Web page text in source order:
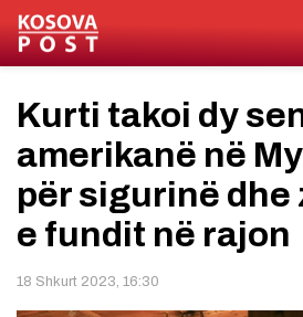
Kurti takoi dy
amerikanë në
për sigurinë
e fundit në rajon
18 Shkurt 2023, 16:30